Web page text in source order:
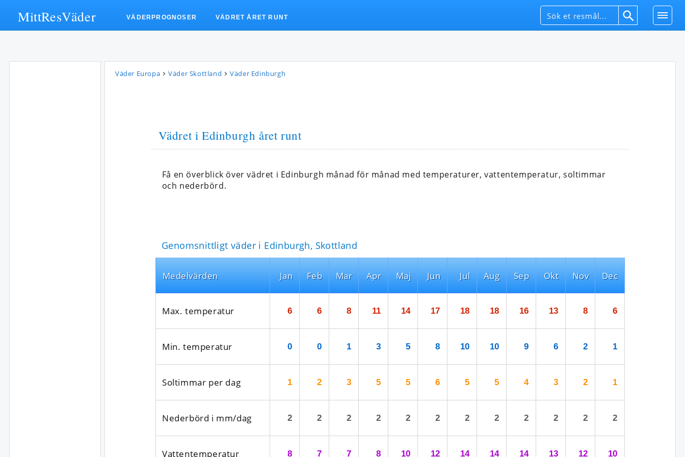
Väder Europa Väder Skottland Väder Edinburgh
Vädret i Edinburgh året runt
Få en överblick över vädret i Edinburgh månad för månad med temperaturer, vattentemperatur, soltimmar
och nederbörd.
Genomsnittligt väder i Edinburgh, Skottland
Medel­värden
Max. temperatur
Min. temperatur
Soltimmar per dag
Nederbörd i mm/dag
Vattentemperatur
Jan
6
0
1
2
8
Feb
6
0
2
2
7
Mar
8
1
3
2
7
Apr
11
3
5
2
8
Maj
14
5
5
2
10
Jun
17
8
6
2
12
Jul
18
10
5
2
14
Aug
18
10
5
2
14
Sep
16
9
4
2
14
Okt
13
6
3
2
13
Nov
8
2
2
2
12
Dec
6
1
1
2
10
MittResVäder VÄDERPROGNOSER VÄDRET ÅRET RUNT